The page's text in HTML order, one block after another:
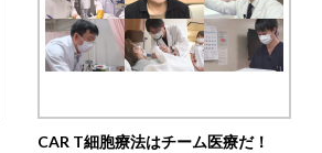
CAR T細胞療法はチーム医療だ！